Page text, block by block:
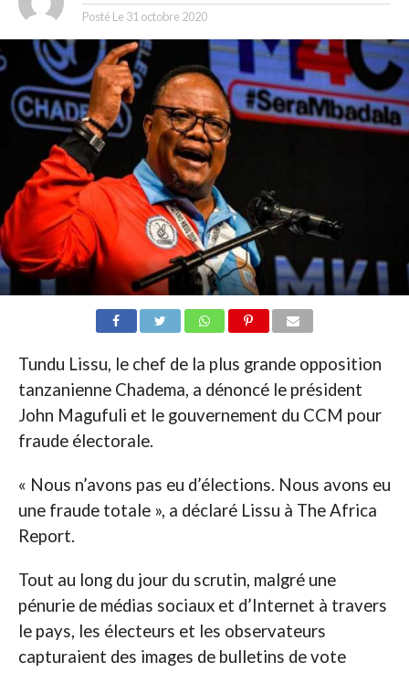
Posté Le 31 octobre 2020
Tundu Lissu, le chef de la plus grande opposition
tanzanienne Chadema, a dénoncé le président
John Magufuli et le gouvernement du CCM pour
fraude électorale.
« Nous n’avons pas eu d’élections. Nous avons eu
une fraude totale », a déclaré Lissu à The Africa
Report.
Tout au long du jour du scrutin, malgré une
pénurie de médias sociaux et d’Internet à travers
le pays, les électeurs et les observateurs
capturaient des images de bulletins de vote